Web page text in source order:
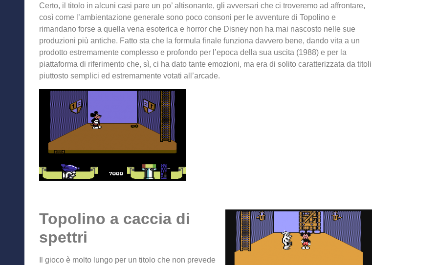
Certo, il titolo in alcuni casi pare un po’ altisonante, gli avversari che ci troveremo ad affrontare,
così come l’ambientazione generale sono poco consoni per le avventure di Topolino e
rimandano forse a quella vena esoterica e horror che Disney non ha mai nascosto nelle sue
produzioni più antiche. Fatto sta che la formula finale funziona davvero bene, dando vita a un
prodotto estremamente complesso e profondo per l’epoca della sua uscita (1988) e per la
piattaforma di riferimento che, sì, ci ha dato tante emozioni, ma era di solito caratterizzata da titoli
piuttosto semplici ed estremamente votati all’arcade.
Topolino a caccia di
spettri
Il gioco è molto lungo per un titolo che non prevede